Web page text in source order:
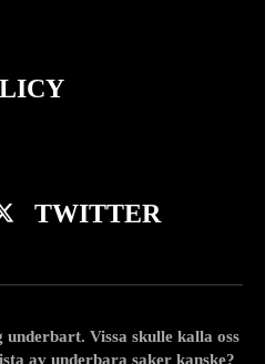
TWITTER
Vissa skulle kalla oss
av underbara saker kanske?